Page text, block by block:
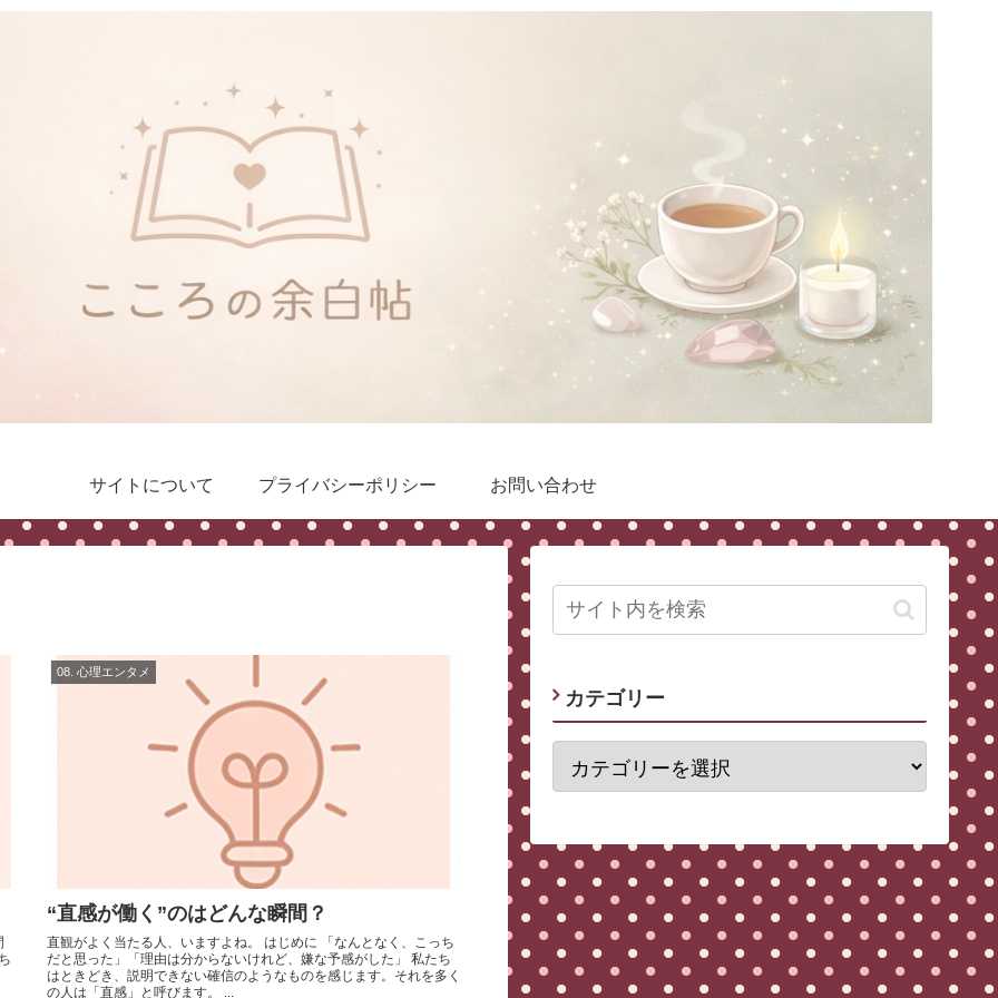
サイトについて プライバシーポリシー お問い合わせ
08. 心理エンタメ
“直感が働く”のはどんな瞬間？
直観がよく当たる人、いますよね。 はじめに 「なんとなく、こっち
だと思った」「理由は分からないけれど、嫌な予感がした」 私たち
はときどき、説明できない確信のようなものを感じます。それを多く
の人は「直感」と呼びます。 ...
カテゴリー